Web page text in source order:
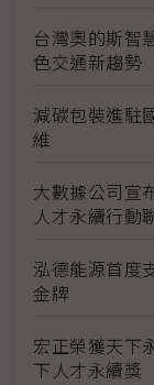
台灣奧的斯智
色交通新趨勢
減碳包裝進駐
維
大數據公司宣
人才永續行動
泓德能源首度
金牌
宏正榮獲天下
下人才永續獎